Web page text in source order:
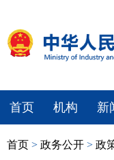
首页 机构 新
首页 > 政务公开 > 政